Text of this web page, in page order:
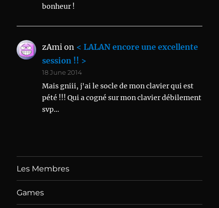
bonheur !
zAmi on < LALAN encore une excellente
session !! >
18 June 2014
Mais gniii, j'ai le socle de mon clavier qui est
pété !!! Qui a cogné sur mon clavier débilement
svp…
Les Membres
Games